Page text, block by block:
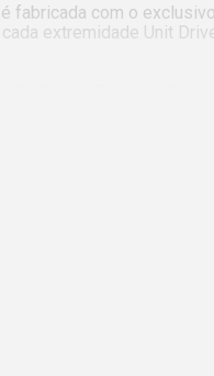
fabricada com o
extremidade Unit